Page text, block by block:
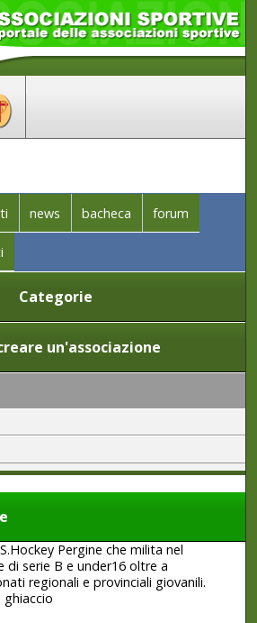
news bacheca forum
Categorie
un'associazione
Pergine che milita nel
di serie B e under16 oltre a
regionali e provinciali giovanili.